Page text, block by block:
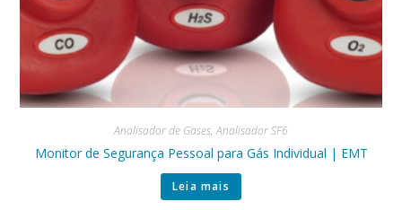
Analisador de Gases,Analisador SF6
Monitor de Segurança Pessoal para Gás Individual | EMT
Leia mais